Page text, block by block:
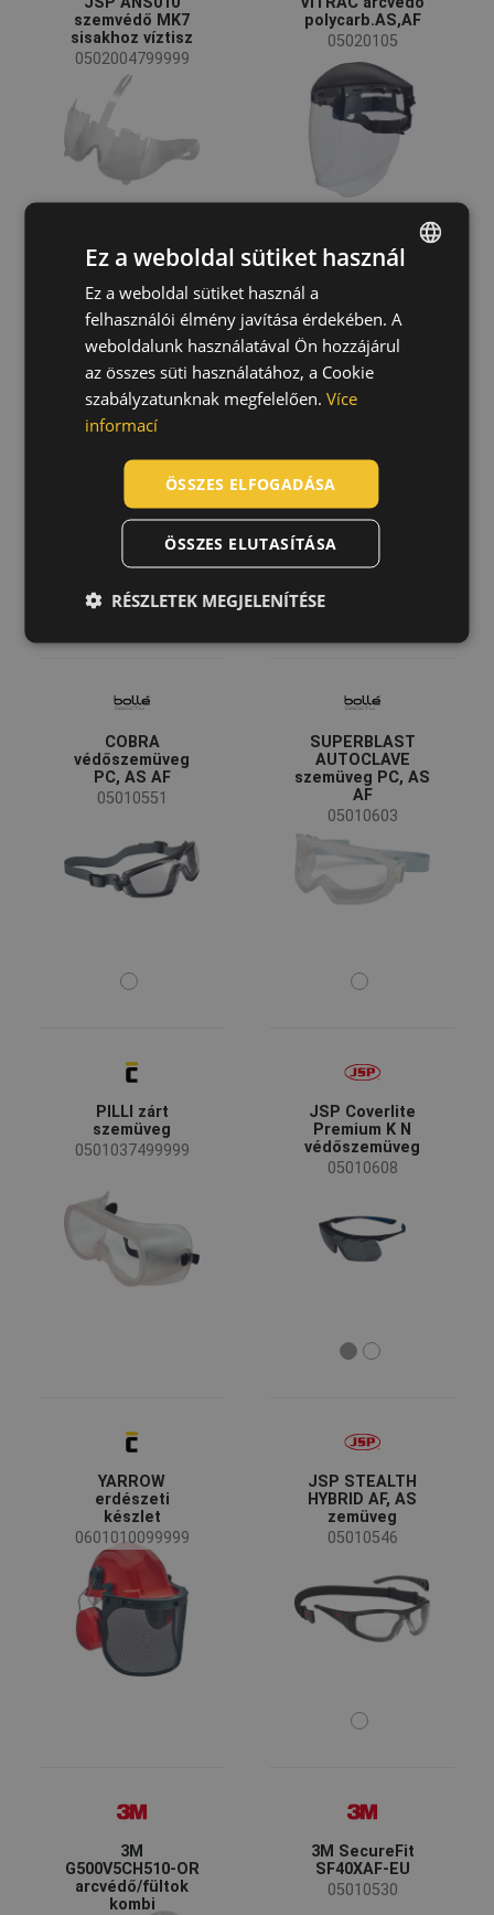
szemvédő MK7
sisakhoz víztisz
0502004799999
polycarb.AS,AF
05020105
GALACTUS
védőszemüveg
05010653
VISIGUARD PC
tükrös arcvédő
0502009799999
COBRA
védőszemüveg
PC, AS AF
05010551
SUPERBLAST
AUTOCLAVE
szemüveg PC, AS
AF
05010603
PILLI zárt
szemüveg
0501037499999
JSP Coverlite
Premium K N
védőszemüveg
05010608
YARROW
erdészeti
készlet
0601010099999
JSP STEALTH
HYBRID AF, AS
zemüveg
05010546
3M
G500V5CH510-OR
arcvédő/fültok
kombi
3M SecureFit
SF40XAF-EU
05010530
CZECH
HUNGARIAN
SLOVAK
GERMAN
Ez a weboldal sütiket használ
Ez a weboldal sütiket használ a
felhasználói élmény javítása érdekében. A
weboldalunk használatával Ön hozzájárul
az összes süti használatához, a Cookie
szabályzatunknak megfelelően. Více
informací
ÖSSZES ELFOGADÁSA
ÖSSZES ELUTASÍTÁSA
RÉSZLETEK MEGJELENÍTÉSE